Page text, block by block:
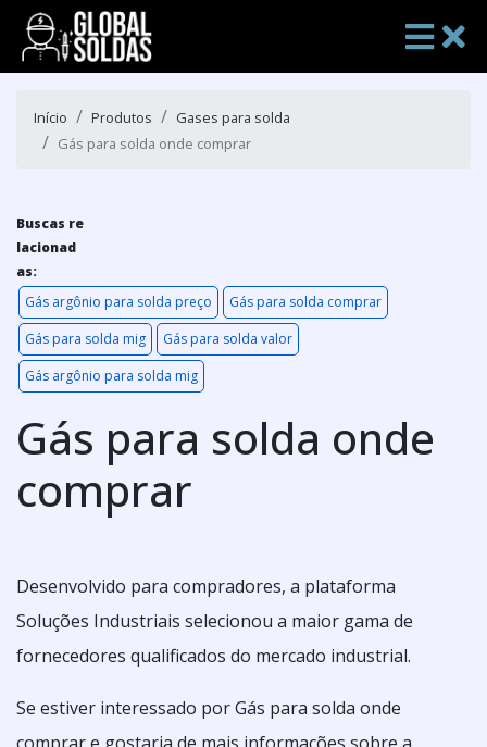
Início Produtos
Gases para solda
Gás para solda onde comprar
Buscas re
lacionad
as:
Gás argônio para solda preço
Gás para solda comprar
Gás para solda mig
Gás para solda valor
Gás argônio para solda mig
Gás para solda onde
comprar
Desenvolvido para compradores, a plataforma
Soluções Industriais selecionou a maior gama de
fornecedores qualificados do mercado industrial.
Se estiver interessado por Gás para solda onde